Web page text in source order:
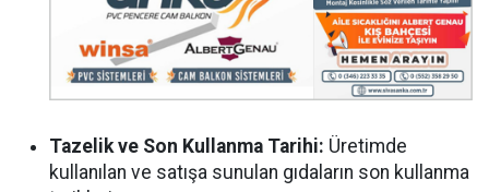
Tazelik ve Son Kullanma Tarihi: Üretimde
kullanılan ve satışa sunulan gıdaların son kullanma